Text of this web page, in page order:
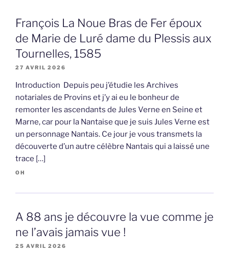
François La Noue Bras de Fer époux
de Marie de Luré dame du Plessis aux
Tournelles, 1585
27 AVRIL 2026
Introduction Depuis peu j’étudie les Archives
notariales de Provins et j’y ai eu le bonheur de
remonter les ascendants de Jules Verne en Seine et
Marne, car pour la Nantaise que je suis Jules Verne est
un personnage Nantais. Ce jour je vous transmets la
découverte d’un autre célèbre Nantais qui a laissé une
trace […]
OH
A 88 ans je découvre la vue comme je
ne l’avais jamais vue !
25 AVRIL 2026